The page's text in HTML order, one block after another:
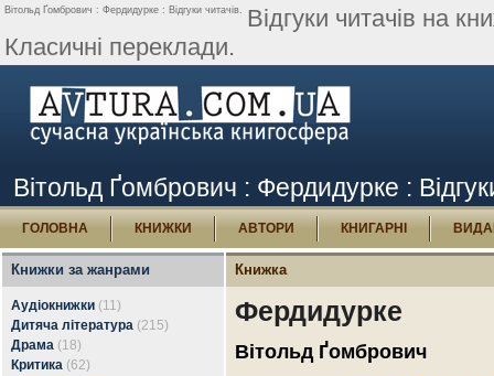
Вітольд Ґомбрович : Фердидурке : Відгуки читачів. Відгуки читачів на
Класичні переклади.
Вітольд Ґомбрович : Фердидурке :
ГОЛОВНА КНИЖКИ АВТОРИ КНИГАРНІ
Книжки за жанрами
Аудіокнижки (11)
Дитяча література (215)
Драма (18)
Критика (62)
Книжка
Фердидурке
Вітольд Ґомбрович